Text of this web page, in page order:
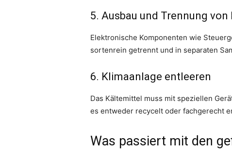
5. Ausbau und Trennung
Elektronische Komponenten wie
sortenrein getrennt und in separaten
6. Klimaanlage entleeren
Das Kältemittel muss mit speziellen
es entweder recycelt oder fachgerecht
Was passiert mit den